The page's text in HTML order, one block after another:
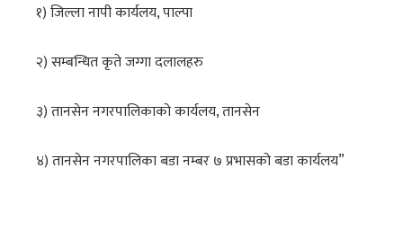
१) जिल्ला नापी कार्यलय, पाल्पा
२) सम्बन्धित कृते जग्गा दलालहरु
३) तानसेन नगरपालिकाको कार्यलय, तानसेन
४) तानसेन नगरपालिका बडा नम्बर ७ प्रभासको बडा कार्यलय”